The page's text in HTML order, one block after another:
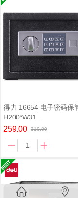
得力 16654 电子密码保
H200*W31...
259.00 310.80